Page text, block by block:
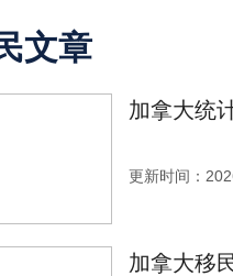
文章
加拿大统
更新时间：
加拿大移